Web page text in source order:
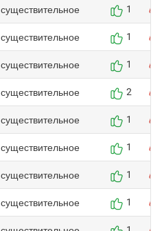
существительное 1
существительное 1
существительное 1
существительное 2
существительное 1
существительное 1
существительное 1
существительное 1